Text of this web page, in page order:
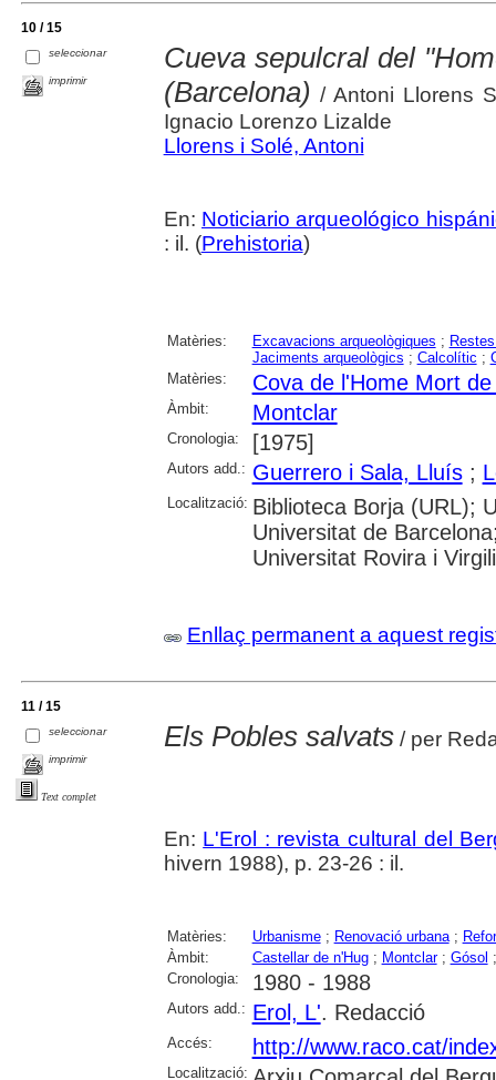
10 / 15
seleccionar
imprimir
Cueva sepulcral del
(Barcelona) / Antoni Llorens
Ignacio Lorenzo Lizalde
Llorens i Solé, Antoni
En: Noticiario arqueológico
: il. (Prehistoria)
Matèries: Excavacions arqueològiques ;
Jaciments arqueològics ; Calcolític ;
Matèries:
Cova de l'Home Mort
Àmbit: Montclar
Cronologia: [1975]
Autors add.: Guerrero i Sala, Lluís;
Localització: Biblioteca Borja (URL);
Universitat de
Universitat Rovira i Virgili
Enllaç permanent a aquest
11 / 15
seleccionar
imprimir
Text complet
Els Pobles salvats/ per
En: L'Erol : revista cultural del
hivern 1988), p. 23-26 : il.
Matèries: Urbanisme; Renovació urbana;
Àmbit:
Castellar de n'Hug; Montclar; Gósol
Cronologia:
1980 - 1988
Autors add.: Erol, L'. Redacció
Accés: http://www.raco.cat/
Localització: